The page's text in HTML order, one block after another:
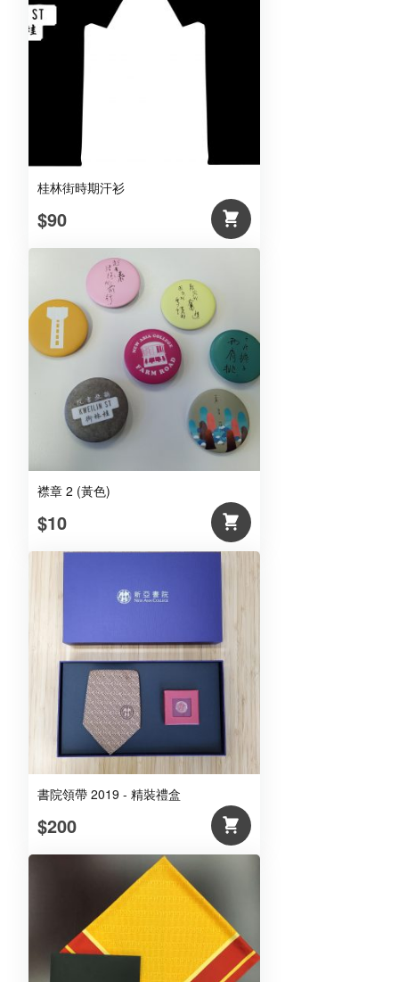
(紅
色)
桂林街時期汗衫
$90
襟章 2 (黃色)
$10
書院領帶 2019 - 精裝禮盒
$200